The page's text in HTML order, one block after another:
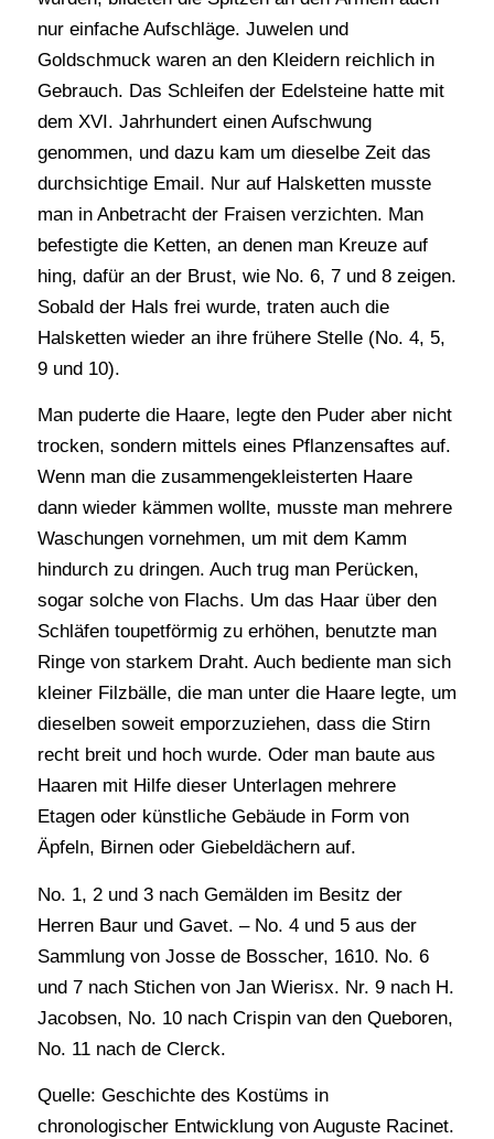
nur einfache Aufschläge. Juwelen und
Goldschmuck waren an den Kleidern reichlich in
Gebrauch. Das Schleifen der Edelsteine hatte mit
dem XVI. Jahrhundert einen Aufschwung
genommen, und dazu kam um dieselbe Zeit das
durchsichtige Email. Nur auf Halsketten musste
man in Anbetracht der Fraisen verzichten. Man
befestigte die Ketten, an denen man Kreuze auf
hing, dafür an der Brust, wie No. 6, 7 und 8 zeigen.
Sobald der Hals frei wurde, traten auch die
Halsketten wieder an ihre frühere Stelle (No. 4, 5,
9 und 10).
Man puderte die Haare, legte den Puder aber nicht
trocken, sondern mittels eines Pflanzensaftes auf.
Wenn man die zusammengekleisterten Haare
dann wieder kämmen wollte, musste man mehrere
Waschungen vornehmen, um mit dem Kamm
hindurch zu dringen. Auch trug man Perücken,
sogar solche von Flachs. Um das Haar über den
Schläfen toupetförmig zu erhöhen, benutzte man
Ringe von starkem Draht. Auch bediente man sich
kleiner Filzbälle, die man unter die Haare legte, um
dieselben soweit emporzuziehen, dass die Stirn
recht breit und hoch wurde. Oder man baute aus
Haaren mit Hilfe dieser Unterlagen mehrere
Etagen oder künstliche Gebäude in Form von
Äpfeln, Birnen oder Giebeldächern auf.
No. 1, 2 und 3 nach Gemälden im Besitz der
Herren Baur und Gavet. – No. 4 und 5 aus der
Sammlung von Josse de Bosscher, 1610. No. 6
und 7 nach Stichen von Jan Wierisx. Nr. 9 nach H.
Jacobsen, No. 10 nach Crispin van den Queboren,
No. 11 nach de Clerck.
Quelle: Geschichte des Kostüms in
chronologischer Entwicklung von Auguste Racinet.